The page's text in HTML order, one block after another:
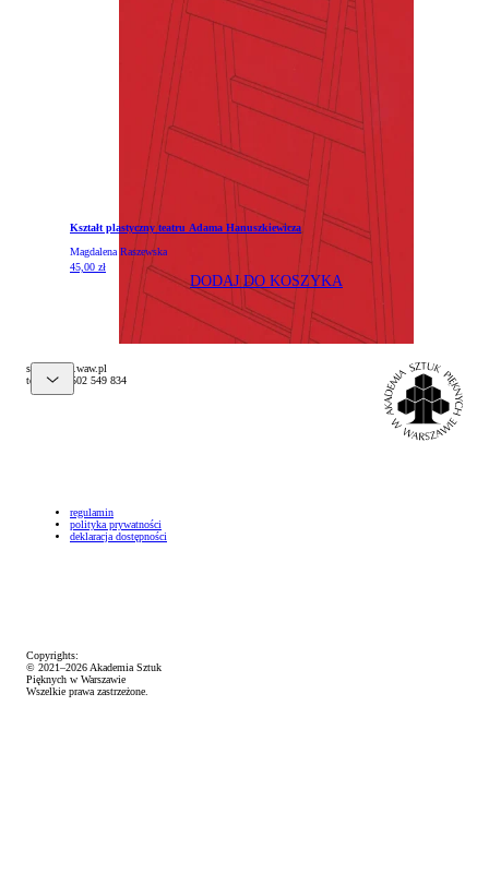
Kształt plastyczny teatru Adama Hanuszkiewicza
Magdalena Raszewska
45,00 zł
DODAJ DO KOSZYKA
Copyrights:
© 2021–2026 Akademia Sztuk
Pięknych w Warszawie
Wszelkie prawa zastrzeżone.
regulamin
polityka prywatności
deklaracja dostępności
lp.waw.psa
@pelks
tel. (+48) 502 549 834